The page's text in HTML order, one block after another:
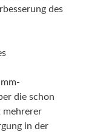
des
die schon
mehrerer
in der